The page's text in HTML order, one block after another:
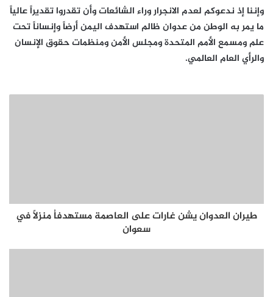
وإننا إذ ندعوكم لعدم الانجرار وراء الشائعات وأن تقدروا تقديراً عالياً
ما يمر به الوطن من عدوان ظالم استهدف اليمن أرضاً وإنساناً تحت
علم ومسمع الأمم المتحدة ومجلس الأمن ومنظمات حقوق الإنسان
والرأي العام العالمي.
طيران العدوان يشن غارات على العاصمة مستهدفاُ منزلاً في
سعوان